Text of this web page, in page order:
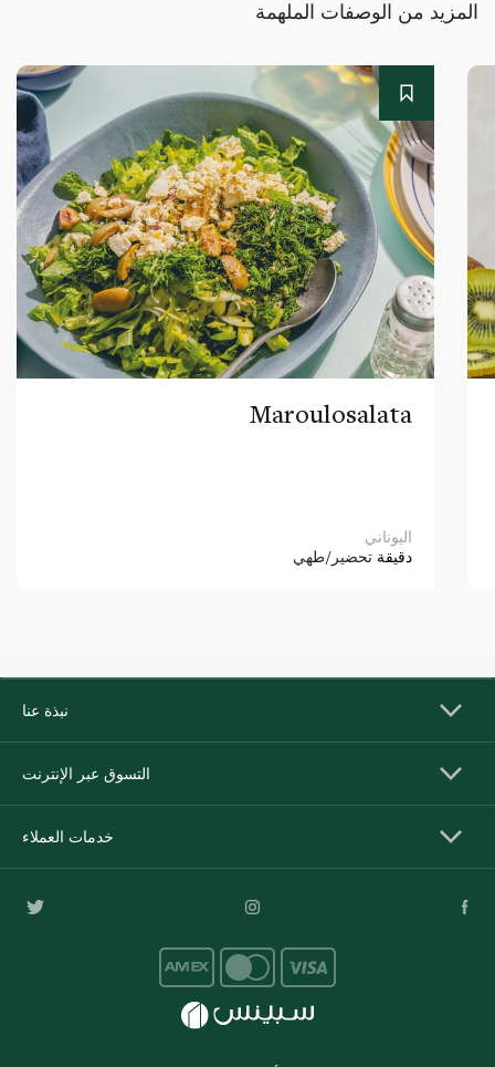
المزيد من الوصفات الملهمة
Maroulosalata
اليوناني
دقيقة تحضير/طهي
نبذة عنا
التسوق عبر الإنترنت
خدمات العملاء